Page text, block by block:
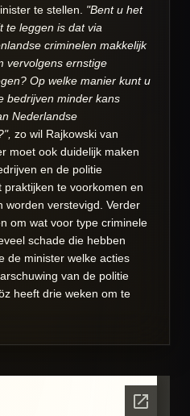
te stellen. "Bent u het
te leggen is dat via
criminelen makkelijk
vervolgens ernstige
Op welke manier kunt u
bedrijven minder kans
Nederlandse
zo wil Rajkowski van
moet ook duidelijk maken
en de politie
te voorkomen en
worden verstevigd. Verder
om wat voor type criminele
schade die hebben
de minister welke acties
van de politie
heeft drie weken om te